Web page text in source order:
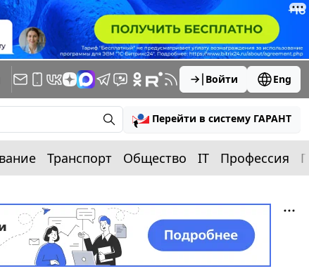
Войти Eng
Перейти в систему ГАРАНТ
Транспорт Общество IT Профессия